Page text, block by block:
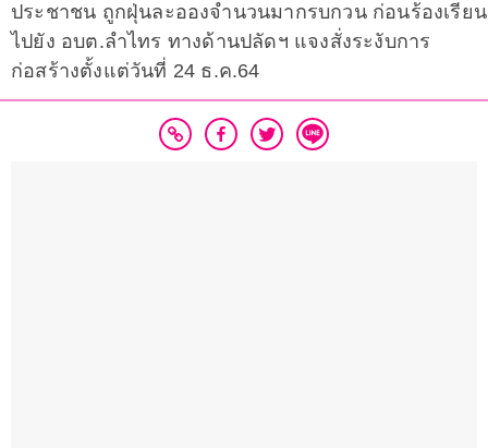
ประชาชน ถูกฝุ่นละอองจำนวนมากรบกวน ก่อนร้องเรียน
ไปยัง อบต.ลำไทร ทางด้านปลัดฯ แจงสั่งระงับการ
ก่อสร้างตั้งแต่วันที่ 24 ธ.ค.64